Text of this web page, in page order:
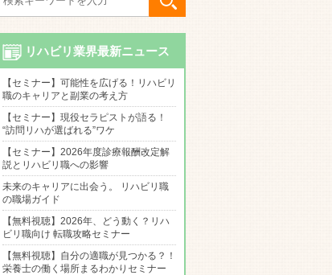
リハビリ業界最新ニュース
【セミナー】可能性を広げる！リハビリ
職のキャリアと副業の考え方
【セミナー】現役セラピストが語る！
“訪問リハが選ばれる”ワケ
【セミナー】2026年度診療報酬改定解
説とリハビリ職への影響
未来のキャリアに出会う。 リハビリ職
の職場ガイド
【無料視聴】2026年、どう動く？リハ
ビリ職向け 転職攻略セミナー
【無料視聴】自分の適職が見つかる？！
栄養士の働く場所まるわかりセミナー